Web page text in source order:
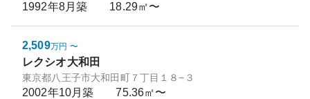
1992年8月築 18.29㎡〜
2,509万円 〜
レクシオ大和田
東京都八王子市大和田町７丁目１８−３
2002年10月築 75.36㎡〜